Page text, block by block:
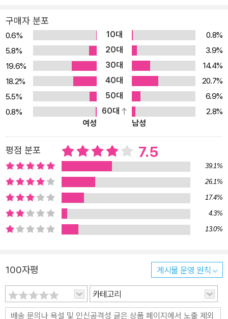
코르트는 러빙에 대한 복수만을 노리며 하루하루를 살아간다. 이즈
음, 러빙의 새로운 목표물이 워싱턴 D.C.의 한 경찰관 라이언 케슬러
라는 소식이 날아들고, 코르트는 지금이야말로 러빙을 잡을 절호의
기회라 생각하며 임무를 맡는다. 자신이 왜 러빙의 목표물이 되었는
지 알지도 못한 채 전문 경호관 코르트의 보호를 받아야 하는 케슬러
와 가족들. 코르트는 케슬러와 그 가족들을 털끝 하나 다치지 않게 보
호하는 한편 필생의 적인 러빙을 잡기 위해 치밀한 작전을 펴기 시작
하는데…. 엣지, 필요한 정보를 얻기 위해 상대방의 모서리(edge)를
지키는 자의 3일 간의 스릴 넘치는 대결 침상에 누운 채 머리로만 범
인을 쫓는 범죄학자와 기상천외한 악당들(링컨 라임 시리즈), 편지 하
나만으로도 대상의 성별, 나이, 습관, 거주지까지 알아낼 수 있는 의문
문서 감정가(악마의 눈물), 최고의 해킹 전문가(블루 노웨어) 등 작품
속에 다양한 직업군을 지닌 주인공을 등장시켰던 디버가 이번에는 정
부 비밀 기관 소속의 경호관과 물리적 정보 추출가라는 새로운 캐릭
터와 함께 돌아왔다. 상대방의 제거를 원하는 클라이언트에게 고용된
‘코르트’와 대적하는 것은 바로 무자비한 물리적 정보 추출 전문가 ‘캘
꾼’ 헨리 러빙이다. 칠꾼이 의뢰받은 대상의 제거에만 온 신경을 집중
하는 데 반해, 캘꾼은 정보를 추출하기 위해 대상의 온갖 약점을 파고
들기에 여념이 없는데 ‘모서리/엣지’가 바로 이런 의미의 은어로 작품
구매자 분포
0.6% 10대
0.8%
5.8%
20대
3.9%
19.6%
30대
14.4%
18.2%
40대
20.7%
5.5%
50대
6.9%
0.8%
60대
2.8%
여성
남성
평점 분포 7.5
39.1%
26.1%
17.4%
4.3%
13.0%
100자평 게시물 운영 원칙
카테고리